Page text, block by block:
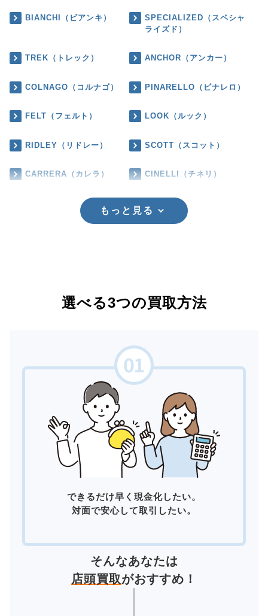
BIANCHI（ビアンキ）
SPECIALIZED（スペシャ
ライズド）
TREK（トレック） ANCHOR（アンカー）
COLNAGO（コルナゴ） PINARELLO（ピナレロ）
FELT（フェルト） LOOK（ルック）
RIDLEY（リドレー） SCOTT（スコット）
CARRERA（カレラ） CINELLI（チネリ）
もっと見る
選べる3つの買取方法
できるだけ早く現金化したい。
対面で安心して取引したい。
そんなあなたは
店頭買取がおすすめ！